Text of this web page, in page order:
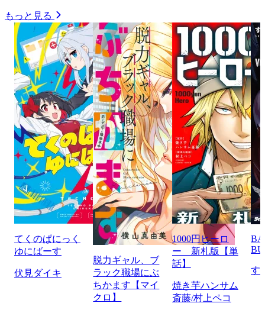
もっと見る
てくのぱにっく
ゆにばーす
伏見ダイキ
脱力ギャル、ブ
ラック職場にぶ
ちかます【マイ
クロ】
1000円ヒーロ
ー 新札版【単
話】
焼き芋ハンサム
斎藤/村上ペコ
す